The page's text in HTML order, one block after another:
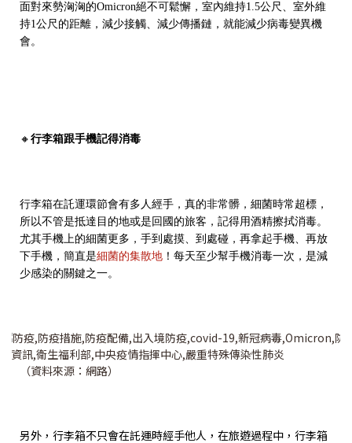
面對來勢洶洶的Omicron絕不可鬆懈，室內維持1.5公尺、室外維
持1公尺的距離，減少接觸、減少傳播鏈，就能減少病毒變異機
會。
🔸 行李箱跟手機記得消毒
行李箱在託運環節會有多人經手，真的非常髒，細菌時常超標，
所以不管是抵達目的地或是回國的旅客，記得用酒精擦拭消毒。
尤其手機上的細菌更多，手到處摸、到處碰，再拿起手機、再放
下手機，簡直是細菌的集散地 ！每天至少幫手機消毒一次，是減
少感染的關鍵之一。
（資料來源：網路）
另外，行李箱不只會在託運時經手他人，在旅遊過程中，行李箱